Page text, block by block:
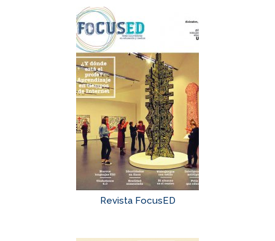
Revista FocusED